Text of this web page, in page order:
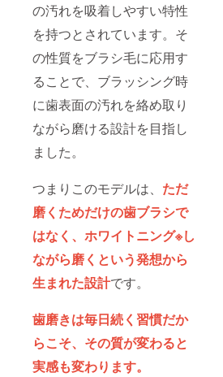
の汚れを吸着しやすい特性
を持つとされています。そ
の性質をブラシ毛に応用す
ることで、ブラッシング時
に歯表面の汚れを絡め取り
ながら磨ける設計を目指し
ました。
つまりこのモデルは、 ただ
磨くためだけの歯ブラシで
はなく、ホワイトニング※し
ながら磨くという発想から
生まれた設計です。
歯磨きは毎日続く習慣だか
らこそ、その質が変わると
実感も変わります。